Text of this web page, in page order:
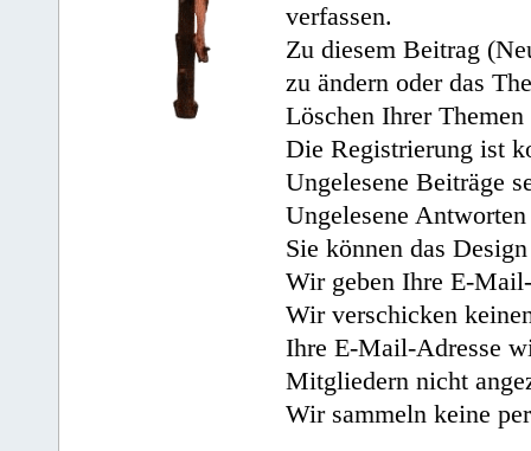
verfassen.
Zu diesem Beitrag
zu ändern oder das
Löschen Ihrer
Die Registrierung ist
Ungelesene Beiträge
Ungelesene
Sie können das
Wir geben Ihre E-
Wir verschicken
Ihre E-Mail-Adresse
Mitgliedern nicht
Wir sammeln keine